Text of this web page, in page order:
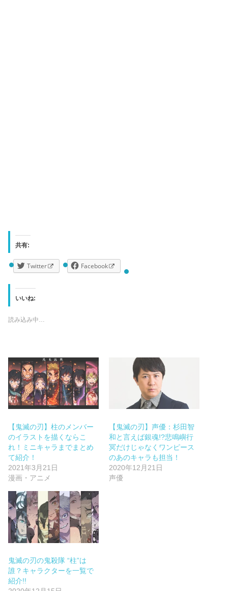
共有:
Twitter Facebook
いいね:
読み込み中…
【鬼滅の刃】柱のメンバー
のイラストを描くならこ
れ！ミニキャラまでまとめ
て紹介！
2021年3月21日
漫画・アニメ
【鬼滅の刃】声優：杉田智
和と言えば銀魂!?悲鳴嶼行
冥だけじゃなくワンピース
のあのキャラも担当！
2020年12月21日
声優
鬼滅の刃の鬼殺隊 “柱”は
誰？キャラクターを一覧で
紹介!!